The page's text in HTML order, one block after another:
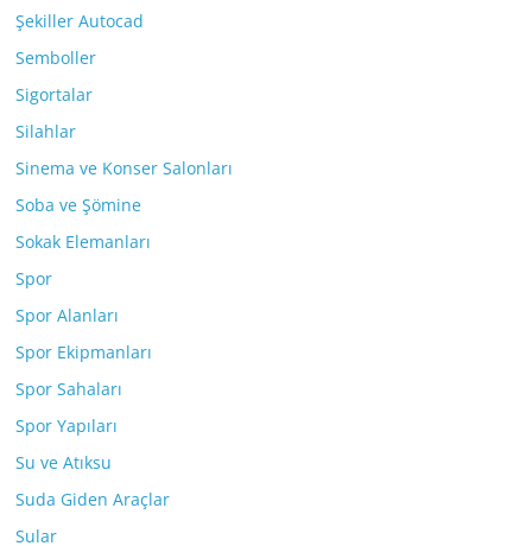
Şekiller Autocad
Semboller
Sigortalar
Silahlar
Sinema ve Konser Salonları
Soba ve Şömine
Sokak Elemanları
Spor
Spor Alanları
Spor Ekipmanları
Spor Sahaları
Spor Yapıları
Su ve Atıksu
Suda Giden Araçlar
Sular